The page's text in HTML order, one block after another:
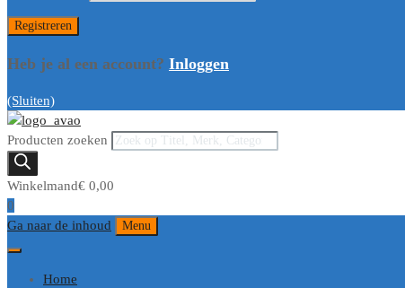
Heb je al een account? Inloggen
(Sluiten)
Producten zoeken
Winkelmand€ 0,00
0
Ga naar de inhoud
Menu
Home